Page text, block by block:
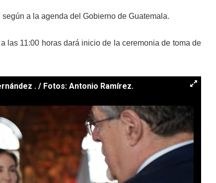
a la agenda del Gobierno de Guatemala.
las 11:00 horas dará inicio de la ceremonia de toma de
. / Fotos: Antonio Ramírez.